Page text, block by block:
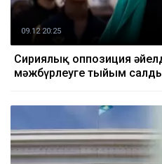
09.12 20:25
Сириялық оппозиция
мәжбүрлеуге тыйым